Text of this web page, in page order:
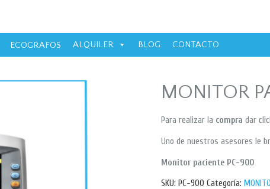
ECOGRAFOS ALQUILER BLOG CONTACTO
MONITOR
Para realizar la compra dar
Uno de nuestros asesores le
Monitor paciente PC-900
SKU: PC-900 Categoría: